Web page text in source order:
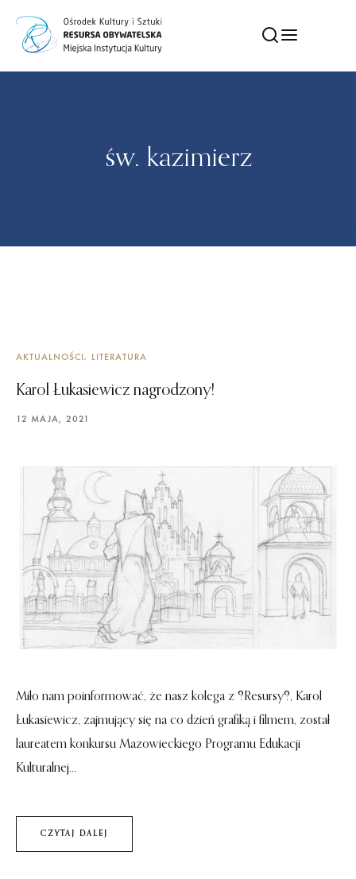
św. kazimierz
AKTUALNOŚCI LITERATURA
Karol Łukasiewicz nagrodzony!
12 MAJA, 2021
Miło nam poinformować, że nasz kolega z ?Resursy?, Karol
Łukasiewicz, zajmujący się na co dzień grafiką i filmem, został
laureatem konkursu Mazowieckiego Programu Edukacji
Kulturalnej...
CZYTAJ DALEJ